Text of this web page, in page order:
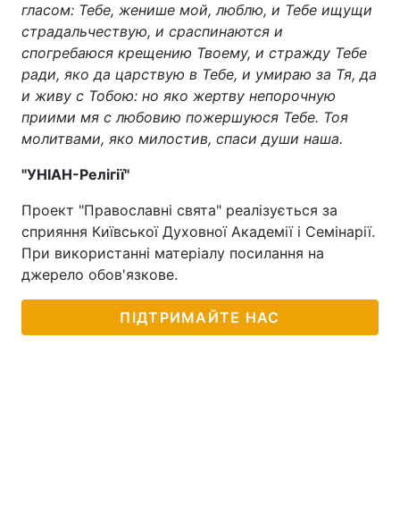
гласом: Тебе, женише мой, люблю, и Тебе ищущи
страдальчествую, и сраспинаются и
спогребаюся крещению Твоему, и стражду Тебе
ради, яко да царствую в Тебе, и умираю за Тя, да
и живу с Тобою: но яко жертву непорочную
приими мя с любовию пожершуюся Тебе. Тоя
молитвами, яко милостив, спаси души наша.
"УНІАН-Релігії"
Проект "Православні свята" реалізується за
сприяння Київської Духовної Академії і Семінарії.
При використанні матеріалу посилання на
джерело обов'язкове.
ПІДТРИМАЙТЕ НАС